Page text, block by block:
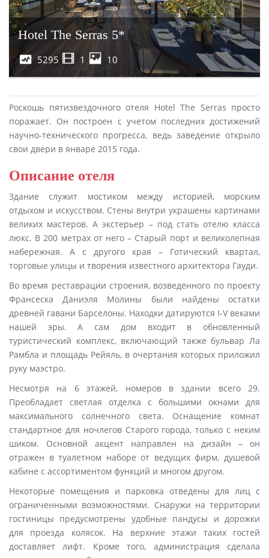
Hotel The Serras 5*
5295 1 10
Роскошь пятизвездочного отеля Hotel The Serras просто
поражает. Он построен с учетом последних достижений
научно-технического прогресса, ведь заведение открыло
свои двери в январе 2015 года.
Описание отеля
Здание служит мостиком между историей, морским
отдыхом и искусством. Стены внутри украшены картинами
великих мастеров. А экстерьер – под стать отелю класса
люкс. В 200 метрах от него – Старый порт и великолепная
набережная. А с другого края – Готический квартал,
торговые улицы и творения известного архитектора Гауди.
Во время реставрации строения, возведённого по проекту
Франсеска Даниэля Молины были найдены остатки
древней гавани Барселоны. Находки датируются I-V веками
нашей эры. А сам дом входит в обновленный
туристический комплекс, включающий также бульвар Ла
Рамбла и площадь Рейяль, в очертания которых приложил
руку маэстро.
Несмотря на 6 этажей, номеров в здании всего 29.
Преобладает светлая отделка с большими окнами для
максимального солнечного света. Оснащение комнат
стандартное для ночлегов Старого города, только с неким
шиком. Основной акцент направлен на дизайн – он
отражен в туалетном наборе от ведущих фирм, душевой
кабине с ассортиментом функций и многом другом.
Некоторые помещения и парковка отведены для лиц с
ограниченными возможностями. Снаружи на территории
гостиницы предусмотрены удобные пандусы и дорожки
для проезда колясок. На верхние этажи таких гостей
доставляет лифт. Кроме того, администрация сделала